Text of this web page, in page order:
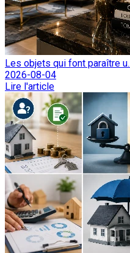
Les objets qui font paraître
2026-08-04
Lire l'article